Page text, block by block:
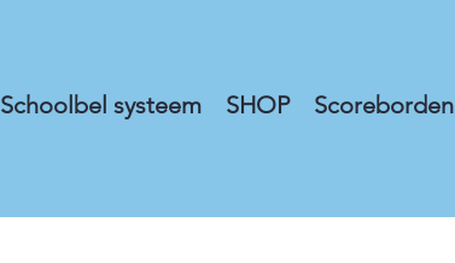
Schoolbel systeem SHOP Scoreborden